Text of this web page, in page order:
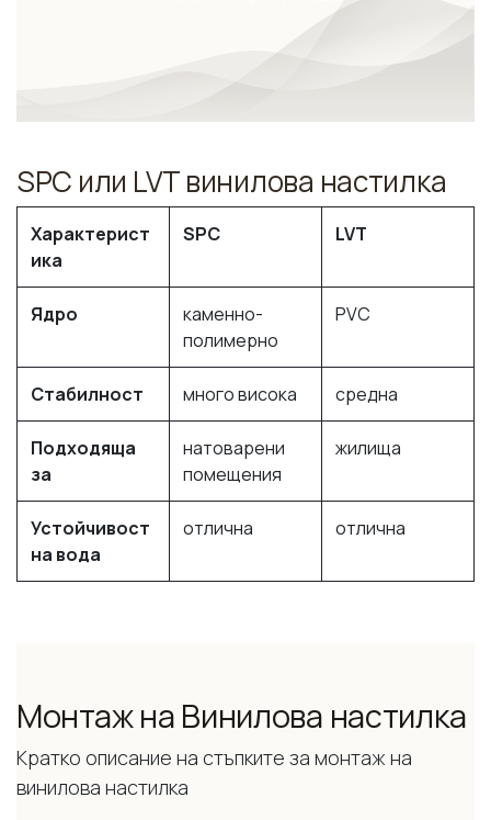
SPC или LVT винилова настилка
Характерист
ика
SPC LVT
Ядро
каменно-
полимерно
PVC
Стабилност много висока средна
Подходяща
за
натоварени
помещения
жилища
Устойчивост
на вода
отлична отлична
Монтаж на Винилова настилка
Кратко описание на стъпките за монтаж на
винилова настилка